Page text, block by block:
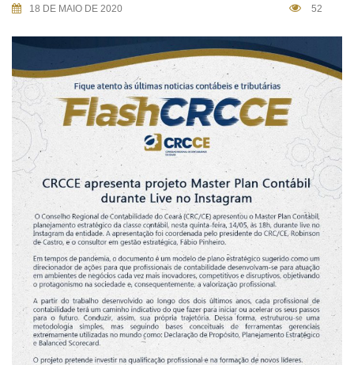
18 DE MAIO DE 2020 52